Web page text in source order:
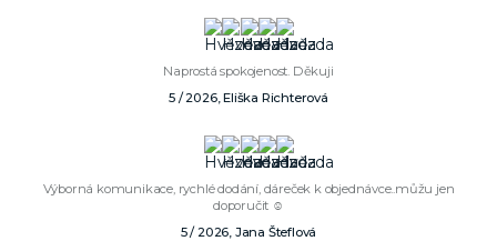
Naprostá spokojenost. Děkuji
5 / 2026, Eliška Richterová
Výborná komunikace, rychlé dodání, dáreček k objednávce..můžu jen
doporučit ☺️
5 / 2026, Jana Šteflová